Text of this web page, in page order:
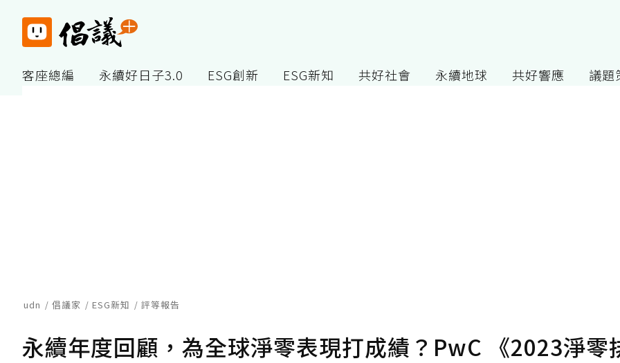
客座總編 永續好日子3.0 ESG創新 ESG新知 共好社會 永續地球 共好響應 議題
udn 倡議家 ESG新知 評等報告
永續年度回顧，為全球淨零表現打成績？PwC 《2023淨零